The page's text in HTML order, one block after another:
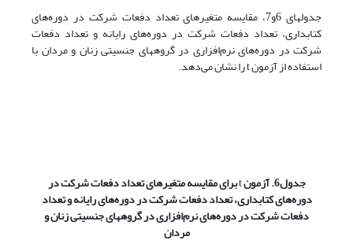
جدولهای 6و7، مقایسه متغیرهای تعداد دفعات شرکت در دوره‌های
کتابداری، تعداد دفعات شرکت در دوره‌های رایانه و تعداد دفعات
شرکت در دوره‌های نرم‌افزاری در گروههای جنسیتی زنان و مردان با
استفاده از آزمون t را نشان می‌دهد.
جدول6. آزمون tبرای مقایسه متغیرهای تعداد دفعات شرکت در
دوره‌های کتابداری، تعداد دفعات شرکت در دوره‌های رایانه و تعداد
دفعات شرکت در دوره‌های نرم‌افزاری در گروههای جنسیتی زنان و
مردان